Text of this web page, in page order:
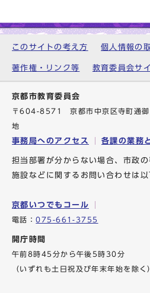
このサイトの考え方 個人情報の
著作権・リンク等 教育委員会サ
京都市教育委員会
〒604-8571 京都市中京区寺町通御
地
事務局へのアクセス 各課の業務
担当部署が分からない場合、市政
施設などに関するお問い合わせは以
京都いつでもコール
電話：075-661-3755
開庁時間
午前8時45分から午後5時30分
（いずれも土日祝及び年末年始を除く